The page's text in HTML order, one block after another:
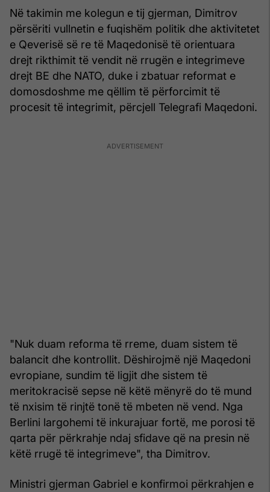
Në takimin me kolegun e tij gjerman, Dimitrov
përsëriti vullnetin e fuqishëm politik dhe aktivitetet
e Qeverisë së re të Maqedonisë të orientuara
drejt rikthimit të vendit në rrugën e integrimeve
drejt BE dhe NATO, duke i zbatuar reformat e
domosdoshme me qëllim të përforcimit të
procesit të integrimit, përcjell Telegrafi Maqedoni.
"Nuk duam reforma të rreme, duam sistem të
balancit dhe kontrollit. Dëshirojmë një Maqedoni
evropiane, sundim të ligjit dhe sistem të
meritokracisë sepse në këtë mënyrë do të mund
të nxisim të rinjtë tonë të mbeten në vend. Nga
Berlini largohemi të inkurajuar fortë, me porosi të
qarta për përkrahje ndaj sfidave që na presin në
këtë rrugë të integrimeve", tha Dimitrov.
Ministri gjerman Gabriel e konfirmoi përkrahjen e